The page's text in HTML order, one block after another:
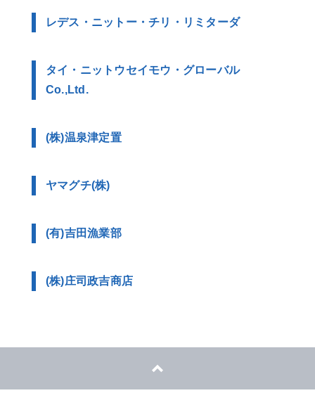
レデス・ニットー・チリ・リミターダ
タイ・ニットウセイモウ・グローバル
Co.,Ltd.
(株)温泉津定置
ヤマグチ(株)
(有)吉田漁業部
(株)庄司政吉商店